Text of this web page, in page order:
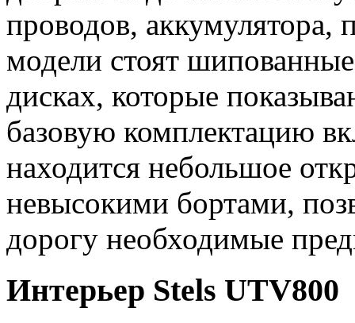
проводов, аккумулятора,
модели стоят
дисках, которые
базовую комплектацию
находится небольшое
невысокими бортами,
дорогу необходимые
Интерьер Stels UTV800